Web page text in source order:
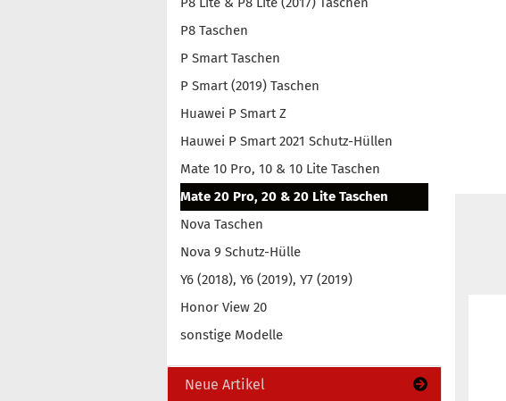
P8 Taschen
P Smart Taschen
P Smart (2019) Taschen
Huawei P Smart Z
Hauwei P Smart 2021 Schutz-Hüllen
Mate 10 Pro, 10 & 10 Lite Taschen
Mate 20 Pro, 20 & 20 Lite Taschen
Nova Taschen
Nova 9 Schutz-Hülle
Y6 (2018), Y6 (2019), Y7 (2019)
Honor View 20
sonstige Modelle
Neue Artikel